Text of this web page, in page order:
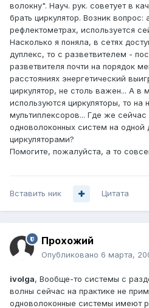
волокну". Науч. рук. советует в
брать циркулятор. Возник вопрос:
рефлектометрах, используется
Насколько я поняла, в сетях
дуплекс, то с разветвителем -
разветвителя почти на порядок
расстояниях энергетический
циркулятор, не столь важен... А в
используются циркуляторы, то на
мультиплексоров... Где же
одноволоконных систем на одной
циркуляторами?
Помогите, пожалуйста, а то
Вставить ник Цитата
Прохожий
Опубликовано 6 марта,
ivolga, Вообще-то системы с
волны сейчас на практике не
одноволоконные системы имеют